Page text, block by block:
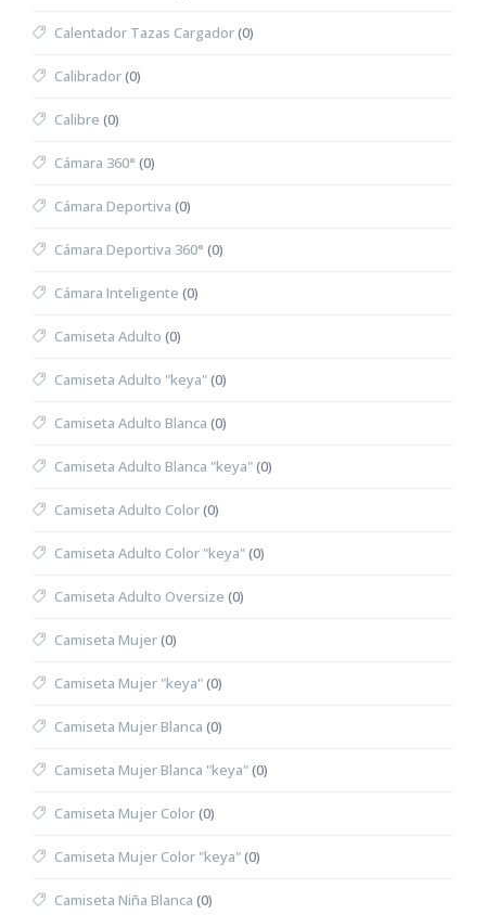
Calentador Tazas Cargador(0)
Calibrador(0)
Calibre (0)
Cámara 360° (0)
Cámara Deportiva (0)
Cámara Deportiva 360° (0)
Cámara Inteligente (0)
Camiseta Adulto (0)
Camiseta Adulto "keya"(0)
Camiseta Adulto Blanca (0)
Camiseta Adulto Blanca "keya"(0)
Camiseta Adulto Color(0)
Camiseta Adulto Color "keya"(0)
Camiseta Adulto Oversize (0)
Camiseta Mujer(0)
Camiseta Mujer "keya"(0)
Camiseta Mujer Blanca (0)
Camiseta Mujer Blanca "keya"(0)
Camiseta Mujer Color(0)
Camiseta Mujer Color "keya"(0)
Camiseta Niña Blanca (0)